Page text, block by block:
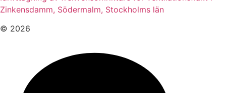
Zinkensdamm, Södermalm, Stockholms län
© 2026